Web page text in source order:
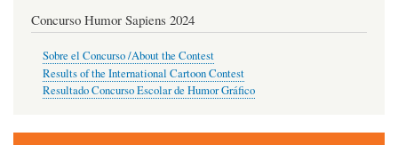
Concurso Humor Sapiens 2024
Sobre el Concurso /About the Contest
Results of the International Cartoon Contest
Resultado Concurso Escolar de Humor Gráfico